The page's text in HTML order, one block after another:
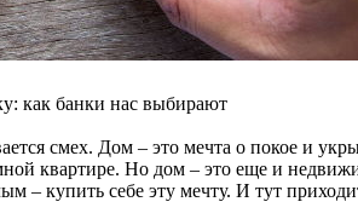
как банки нас выбирают
смех. Дом – это мечта о покое и
квартире. Но дом – это еще и
– купить себе эту мечту. И тут